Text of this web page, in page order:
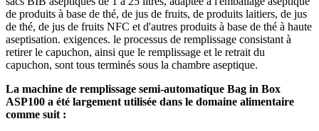
de produits à base de thé, de jus de fruits, de produits laitiers, de jus
de thé, de jus de fruits NFC et d'autres produits à base de thé à haute
aseptisation. exigences. le processus de remplissage consistant à
retirer le capuchon, ainsi que le remplissage et le retrait du
capuchon, sont tous terminés sous la chambre aseptique.
La machine de remplissage semi-automatique Bag in Box
ASP100 a été largement utilisée dans le domaine alimentaire
comme suit :